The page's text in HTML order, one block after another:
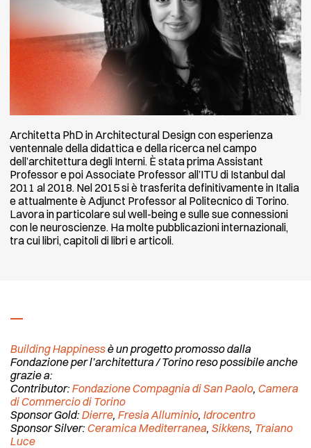
Architetta PhD in Architectural Design con esperienza
ventennale della didattica e della ricerca nel campo
dell’architettura degli Interni. È stata prima Assistant
Professor e poi Associate Professor all’ITU di Istanbul dal
2011 al 2018. Nel 2015 si è trasferita definitivamente in Italia
e attualmente è Adjunct Professor al Politecnico di Torino.
Lavora in particolare sul well-being e sulle sue connessioni
con le neuroscienze. Ha molte pubblicazioni internazionali,
tra cui libri, capitoli di libri e articoli.
Building Happinessè un progetto promosso dalla
Fondazione per l’architettura / Torino reso possibile anche
grazie a:
Contributor: Fondazione Compagnia di San Paolo, Camera
di Commercio di Torino
Sponsor Gold: Dierre, Fresia Alluminio, Idrocentro
Sponsor Silver: Ceramica Mediterranea, Sikkens, Traiano
Luce